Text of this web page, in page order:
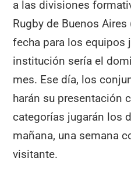
a las divisiones
Rugby de Buenos
fecha para los equipos
institución sería el
mes. Ese día, los
harán su presentación
categorías jugarán los
mañana, una semana
visitante.